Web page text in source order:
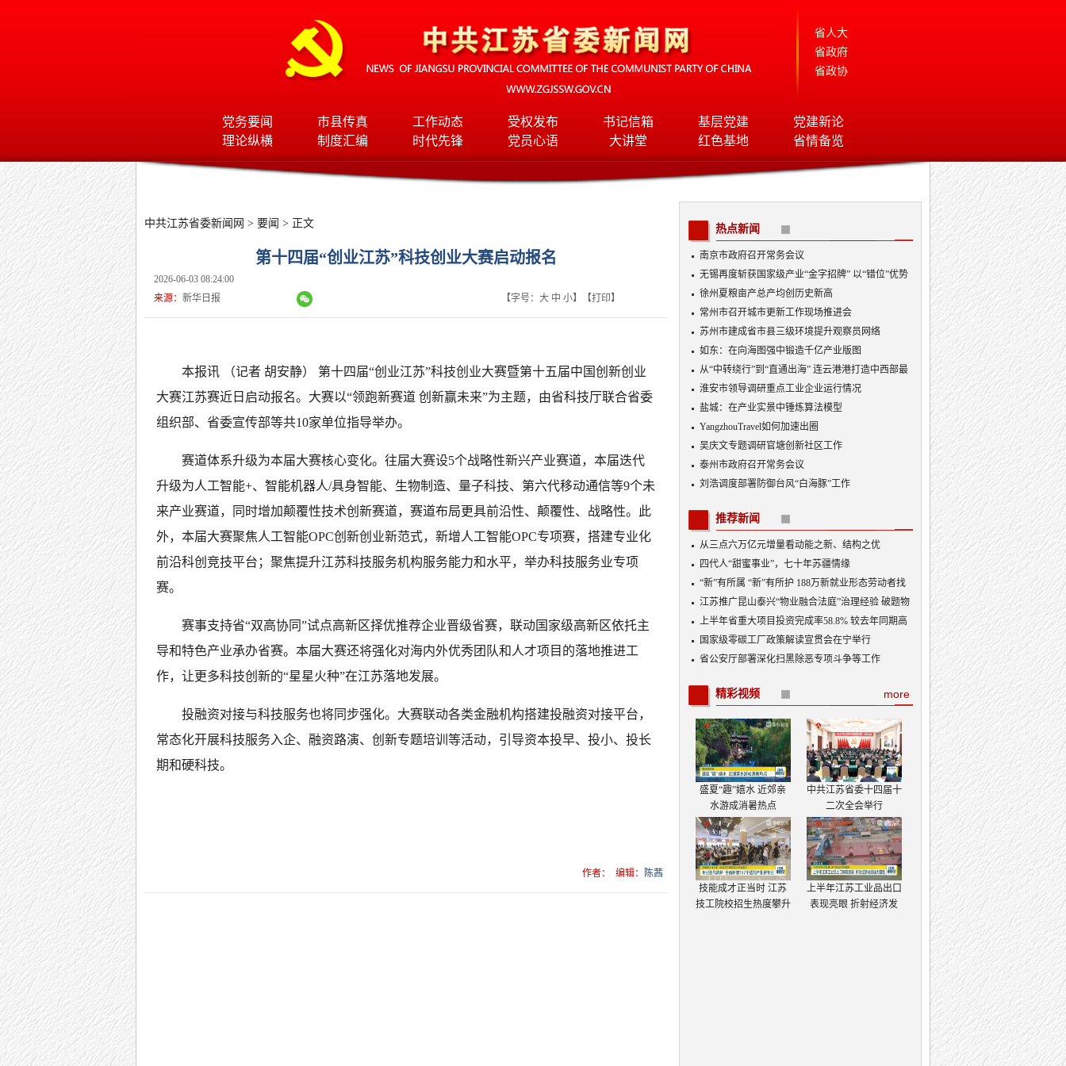
省人大
省政府
省政协
党务要闻 市县传真 工作动态 受权发布 书记信箱 基层党建
党建新论
理论纵横
制度汇编 时代先锋 党员心语 大讲堂 红色基地 省情备览
中共江苏省委新闻网 > 要闻 > 正文
第十四届“创业江苏”科技创业大赛启动报名
2026-06-03 08:24:00
来源： 新华日报 【字号： 大 中 小】【打印】
本报讯 （记者 胡安静） 第十四届“创业江苏”科技创业大赛暨第十五届中国创新创业
大赛江苏赛近日启动报名。大赛以“领跑新赛道 创新赢未来”为主题，由省科技厅联合省委
组织部、省委宣传部等共10家单位指导举办。
赛道体系升级为本届大赛核心变化。往届大赛设5个战略性新兴产业赛道，本届迭代
升级为人工智能+、智能机器人/具身智能、生物制造、量子科技、第六代移动通信等9个未
来产业赛道，同时增加颠覆性技术创新赛道，赛道布局更具前沿性、颠覆性、战略性。此
外，本届大赛聚焦人工智能OPC创新创业新范式，新增人工智能OPC专项赛，搭建专业化
前沿科创竞技平台；聚焦提升江苏科技服务机构服务能力和水平，举办科技服务业专项
赛。
赛事支持省“双高协同”试点高新区择优推荐企业晋级省赛，联动国家级高新区依托主
导和特色产业承办省赛。本届大赛还将强化对海内外优秀团队和人才项目的落地推进工
作，让更多科技创新的“星星火种”在江苏落地发展。
投融资对接与科技服务也将同步强化。大赛联动各类金融机构搭建投融资对接平台，
常态化开展科技服务入企、融资路演、创新专题培训等活动，引导资本投早、投小、投长
期和硬科技。
作者： 编辑： 陈茜
热点新闻
南京市政府召开常务会议
无锡再度斩获国家级产业“金字招牌” 以“错位”优势
入局AI顶层赛道
徐州夏粮亩产总产均创历史新高
常州市召开城市更新工作现场推进会
苏州市建成省市县三级环境提升观察员网络
如东：在向海图强中锻造千亿产业版图
从“中转绕行”到“直通出海” 连云港港打造中西部最
优出海口
淮安市领导调研重点工业企业运行情况
盐城：在产业实景中锤炼算法模型
YangzhouTravel如何加速出圈
吴庆文专题调研官塘创新社区工作
泰州市政府召开常务会议
刘浩调度部署防御台风“白海豚”工作
推荐新闻
从三点六万亿元增量看动能之新、结构之优
四代人“甜蜜事业”，七十年苏疆情缘
“新”有所属 “新”有所护 188万新就业形态劳动者找
到“娘家”
江苏推广昆山泰兴“物业融合法庭”治理经验 破题物
业治理“老大难”
上半年省重大项目投资完成率58.8% 较去年同期高
出3.5个百分点
国家级零碳工厂政策解读宣贯会在宁举行
省公安厅部署深化扫黑除恶专项斗争等工作
more
精彩视频
盛夏“趣”嬉水 近郊亲
水游成消暑热点
中共江苏省委十四届十
二次全会举行
技能成才正当时 江苏
技工院校招生热度攀升
上半年江苏工业品出口
表现亮眼 折射经济发